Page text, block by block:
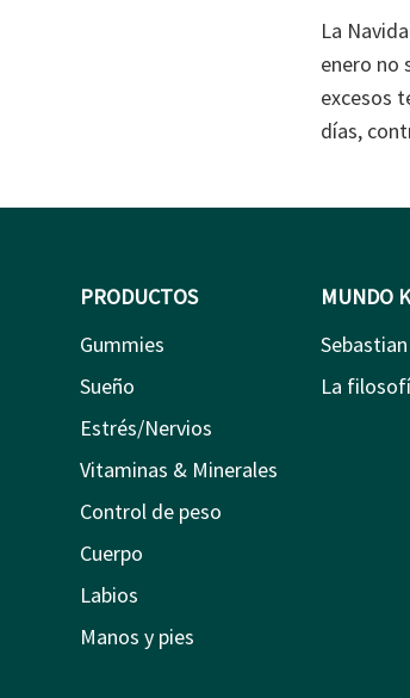
La
enero no
excesos
días,
PRODUCTOS
Gummies
Sueño
Estrés/Nervios
Vitaminas & Minerales
Control de peso
Cuerpo
Labios
Manos y pies
MUNDO
La